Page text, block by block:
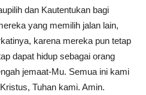
dan Kautentukan bagi
yang memilih jalan lain,
karena mereka pun tetap
dapat hidup sebagai orang
jemaat-Mu. Semua ini kami
Tuhan kami. Amin.